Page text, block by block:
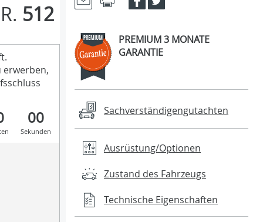
512
erwerben,
00
Sekunden
PREMIUM 3 MONATE
GARANTIE
Sachverständigengutachten
Ausrüstung/Optionen
Zustand des Fahrzeugs
Technische Eigenschaften